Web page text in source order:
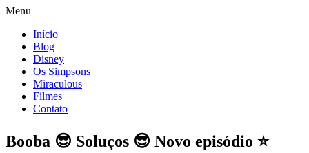
Menu
Início
Blog
Disney
Os Simpsons
Miraculous
Filmes
Contato
Booba 😎 Soluços 😎 Novo episódio ⭐